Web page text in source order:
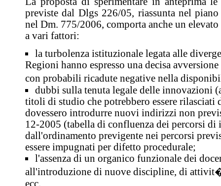
previste dal Dlgs 226/05, riassunta nel
nel Dm. 775/2006, comporta anche un
a vari fattori:
la turbolenza istituzionale legata alle
Regioni hanno espresso una decisa
con probabili ricadute negative nella
dubbi sulla tenuta legale delle innovazioni
titoli di studio che potrebbero essere rilasciati
dovessero introdurre nuovi indirizzi non
12-2005 (tabella di confluenza dei percorsi di
dall'ordinamento previgente nei percorsi
essere impugnati per difetto procedurale;
l'assenza di un organico funzionale dei
all'introduzione di nuove discipline, di
ecc.